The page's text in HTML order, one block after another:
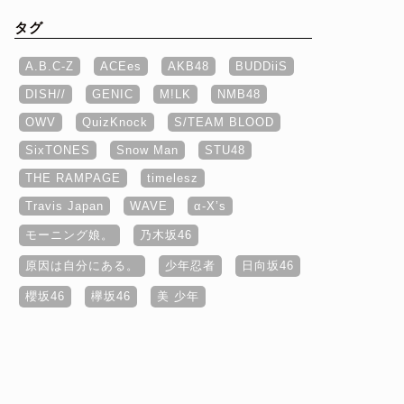
タグ
A.B.C-Z ACEes AKB48 BUDDiiS
DISH// GENIC M!LK NMB48
OWV QuizKnock S/TEAM BLOOD
SixTONES Snow Man STU48
THE RAMPAGE timelesz
Travis Japan WAVE α‐X’s
モーニング娘。 乃木坂46
原因は自分にある。 少年忍者 日向坂46
櫻坂46 欅坂46 美 少年